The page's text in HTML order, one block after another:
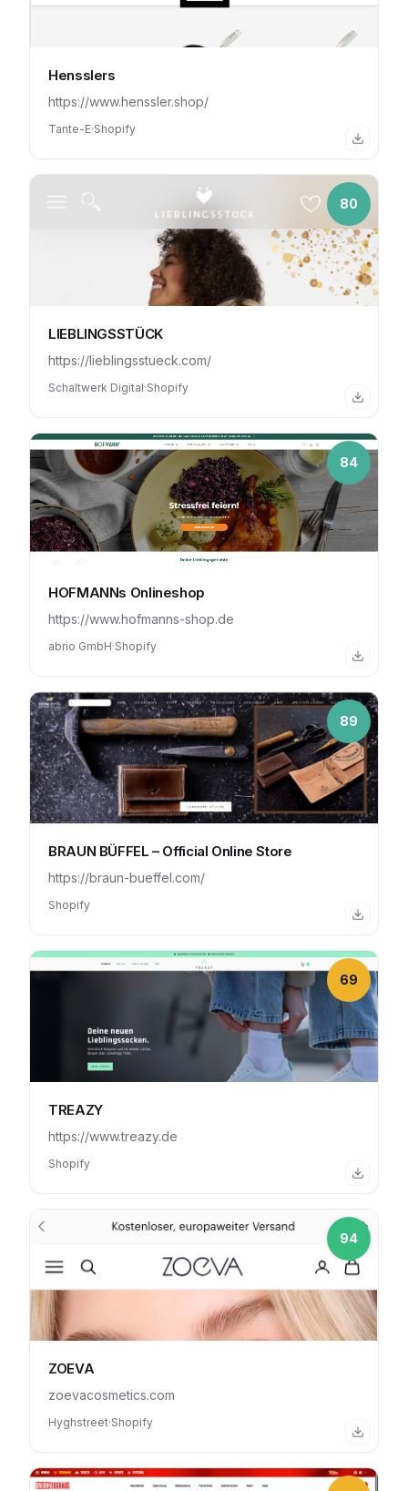
Hensslers
https://www.henssler.shop/
Tante-E·Shopify
80
LIEBLINGSSTÜCK
https://lieblingsstueck.com/
Schaltwerk Digital·Shopify
84
HOFMANNs Onlineshop
https://www.hofmanns-shop.de
abrio GmbH·Shopify
89
BRAUN BÜFFEL – Official Online Store
https://braun-bueffel.com/
Shopify
69
TREAZY
https://www.treazy.de
Shopify
94
ZOEVA
zoevacosmetics.com
Hyghstreet·Shopify